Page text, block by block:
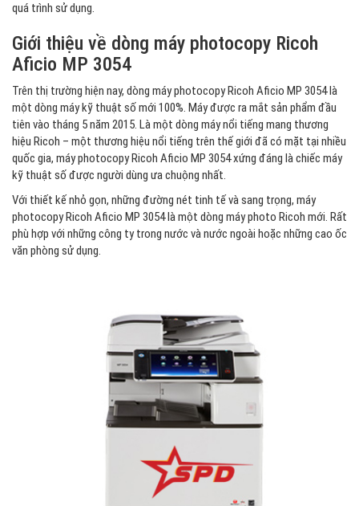
quá trình sử dụng.
Giới thiệu về dòng máy photocopy Ricoh
Aficio MP 3054
Trên thị trường hiện nay, dòng máy photocopy Ricoh Aficio MP 3054 là
một dòng máy kỹ thuật số mới 100%. Máy được ra mắt sản phẩm đầu
tiên vào tháng 5 năm 2015. Là một dòng máy nổi tiếng mang thương
hiệu Ricoh – một thương hiệu nổi tiếng trên thế giới đã có mặt tại nhiều
quốc gia, máy photocopy Ricoh Aficio MP 3054 xứng đáng là chiếc máy
kỹ thuật số được người dùng ưa chuộng nhất.
Với thiết kế nhỏ gọn, những đường nét tinh tế và sang trọng, máy
photocopy Ricoh Aficio MP 3054 là một dòng máy photo Ricoh mới. Rất
phù hợp với những công ty trong nước và nước ngoài hoặc những cao ốc
văn phòng sử dụng.